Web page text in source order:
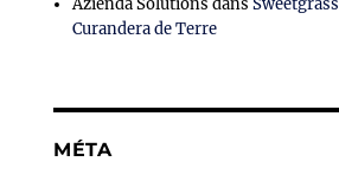
Azienda Solutions dansSweetgrass
Curandera de Terre
MÉTA